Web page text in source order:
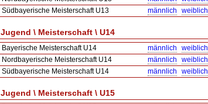
Südbayerische Meisterschaft U13
männlich weiblich
Jugend \ Meisterschaft \ U14
Bayerische Meisterschaft U14 männlich
weiblich
Nordbayerische Meisterschaft U14
männlich
weiblich
Südbayerische Meisterschaft U14
männlich weiblich
Jugend \ Meisterschaft \ U15